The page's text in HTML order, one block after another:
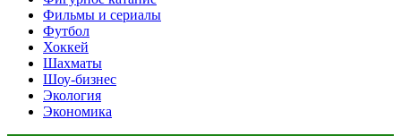
Фильмы и сериалы
Футбол
Хоккей
Шахматы
Шоу-бизнес
Экология
Экономика